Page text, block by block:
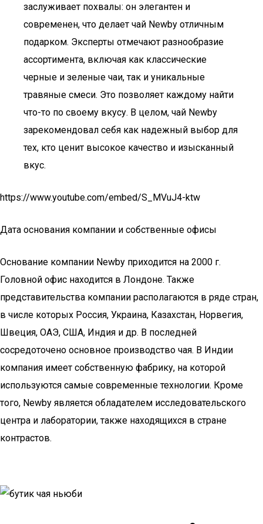
заслуживает похвалы: он элегантен и
современен, что делает чай Newby отличным
подарком. Эксперты отмечают разнообразие
ассортимента, включая как классические
черные и зеленые чаи, так и уникальные
травяные смеси. Это позволяет каждому найти
что-то по своему вкусу. В целом, чай Newby
зарекомендовал себя как надежный выбор для
тех, кто ценит высокое качество и изысканный
вкус.
https://www.youtube.com/embed/S_MVuJ4-ktw
Дата основания компании и собственные офисы
Основание компании Newby приходится на 2000 г.
Головной офис находится в Лондоне. Также
представительства компании располагаются в ряде стран,
в числе которых Россия, Украина, Казахстан, Норвегия,
Швеция, ОАЭ, США, Индия и др. В последней
сосредоточено основное производство чая. В Индии
компания имеет собственную фабрику, на которой
используются самые современные технологии. Кроме
того, Newby является обладателем исследовательского
центра и лаборатории, также находящихся в стране
контрастов.